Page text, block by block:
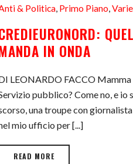
& Politica, Primo Piano,Varie
IN ONDA
LEONARDO FACCO
pubblico? Come no, e
una troupe con
mio ufficio per [...]
READ MORE